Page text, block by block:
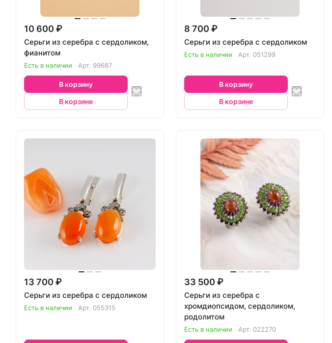
10 600 ₽
Серьги из серебра с сердоликом,
фианитом
Есть в наличии Арт. 99687
В корзину
В корзине
8 700 ₽
Серьги из серебра с сердоликом
Есть в наличии Арт. 051299
В корзину
В корзине
13 700 ₽
Серьги из серебра с сердоликом
Есть в наличии Арт. 055315
33 500 ₽
Серьги из серебра с
хромдиопсидом, сердоликом,
родолитом
Есть в наличии Арт. 022270